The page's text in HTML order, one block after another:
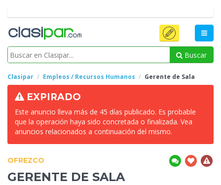
Buscar
Clasipar Empleos / Recursos Humanos Gerente de Sala
EXPIRADO
Este anuncio lleva más de 45 días publicado. Es probable
que la operación haya sido concretada o finalizada. Vea
anuncios relacionados a continuación del mismo.
OFREZCO
GERENTE DE SALA